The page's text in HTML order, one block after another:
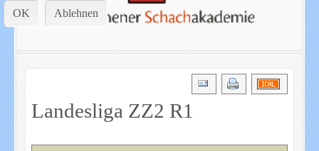
Landesliga ZZ2 R1
OK Ablehnen